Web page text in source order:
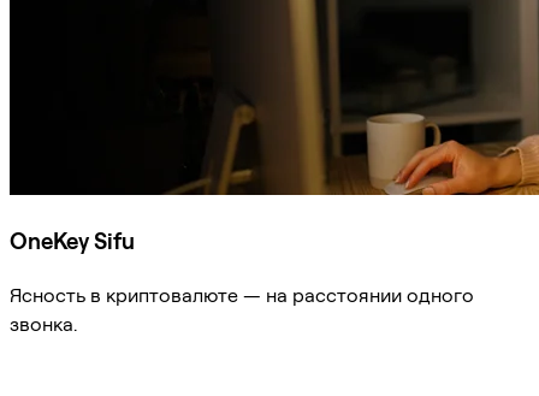
OneKey Sifu
Ясность в криптовалюте — на расстоянии одного
звонка.